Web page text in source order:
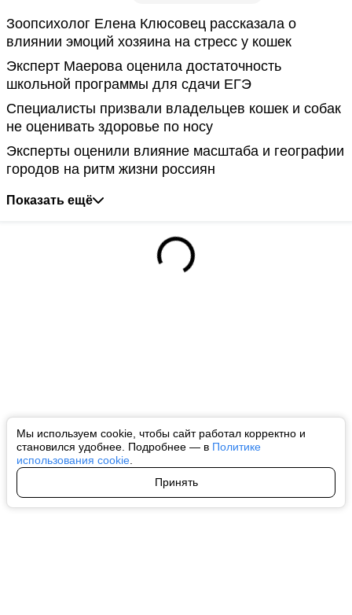
Мы используем cookie, чтобы сайт работал корректно и
становился удобнее. Подробнее — в Политике
использования cookie
Принять
Зоопсихолог Елена Клюсовец рассказала о
влиянии эмоций хозяина на стресс у кошек
Эксперт Маерова оценила достаточность
школьной программы для сдачи ЕГЭ
Специалисты призвали владельцев кошек и собак
не оценивать здоровье по носу
Эксперты оценили влияние масштаба и географии
городов на ритм жизни россиян
Показать ещё